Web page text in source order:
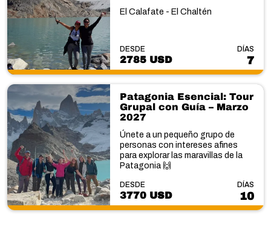
El Calafate - El Chaltén
DESDE
2785 USD
DÍAS
7
Patagonia Esencial: Tour
Grupal con Guía – Marzo
2027
Únete a un pequeño grupo de
personas con intereses afines
para explorar las maravillas de la
Patagonia 🙌
DESDE
3770 USD
DÍAS
10